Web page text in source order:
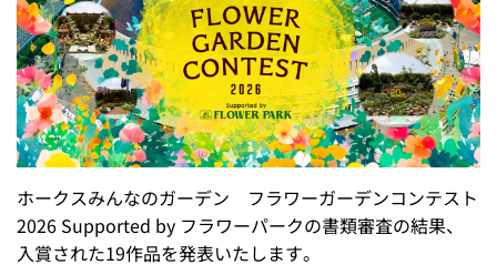
ホークスみんなのガーデン フラワーガーデンコンテスト
2026 Supported by フラワーパークの書類審査の結果、
入賞された19作品を発表いたします。